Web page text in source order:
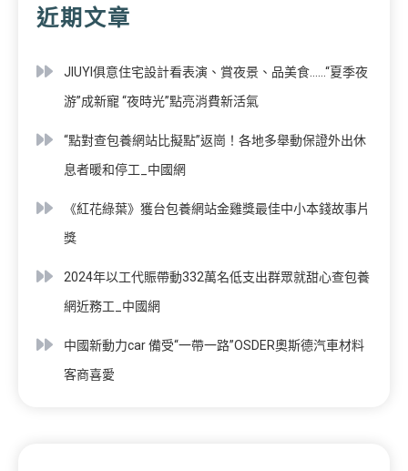
近期文章
JIUYI俱意住宅設計看表演、賞夜景、品美食……“夏季夜
游”成新寵 “夜時光”點亮消費新活氣
“點對查包養網站比擬點”返崗！各地多舉動保證外出休
息者暖和停工_中國網
《紅花綠葉》獲台包養網站金雞獎最佳中小本錢故事片
獎
2024年以工代賑帶動332萬名低支出群眾就甜心查包養
網近務工_中國網
中國新動力car 備受“一帶一路”OSDER奧斯德汽車材料
客商喜愛